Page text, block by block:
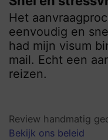
Het
eenvoudig en
had mijn visum
mail. Echt een
reizen.
Review handmatig
Bekijk ons beleid